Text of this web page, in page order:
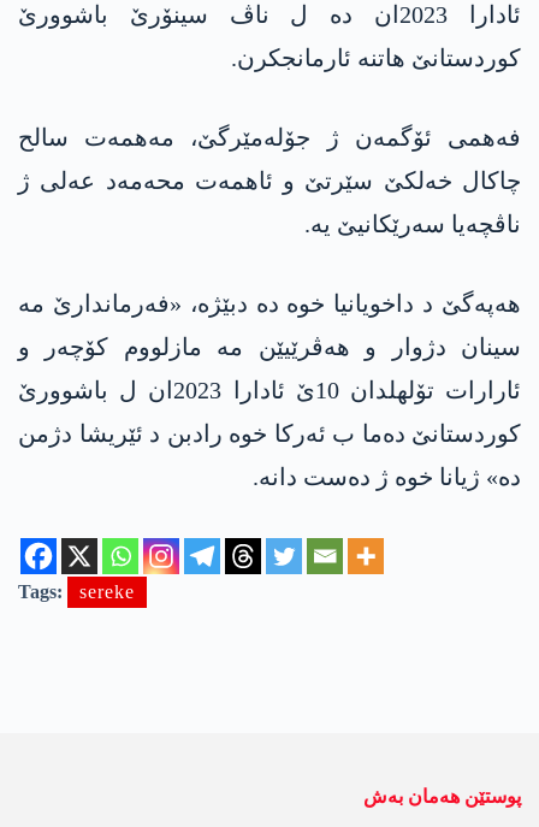
ئادارا 2023ان دە ل ناڤ سینۆرێ باشوورێ
کوردستانێ هاتنە ئارمانجکرن.
فەهمی ئۆگمەن ژ جۆلەمێرگێ، مەهمەت سالح
چاکال خەلکێ سێرتێ و ئاهمەت محه‌مه‌د عه‌لی ژ
ناڤچەیا سەرێکانیێ یە.
هه‌په‌گێ د داخویانیا خوە دە دبێژە، «فەرماندارێ مە
سینان دژوار و هەڤرێیێن مە مازلووم کۆچەر و
ئارارات تۆلهلدان 10ێ ئادارا 2023ان ل باشوورێ
کوردستانێ دەما ب ئەرکا خوە رادبن د ئێریشا دژمن
دە» ژیانا خوە ژ دەست دانە.
Tags: sereke
پوستێن ھەمان بەش